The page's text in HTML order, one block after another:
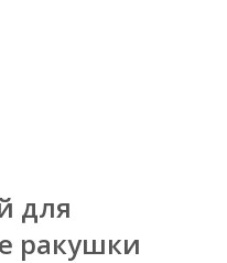
для
ракушки